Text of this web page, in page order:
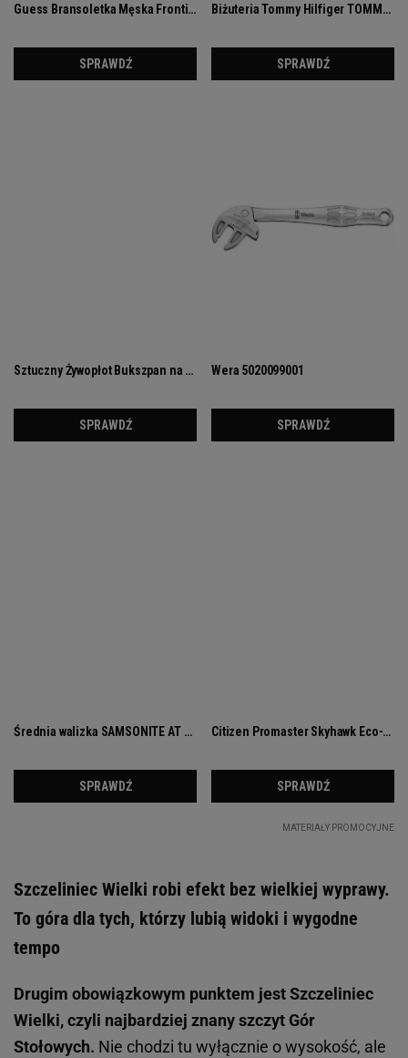
Szczeliniec Wielki robi efekt bez wielkiej wyprawy.
To góra dla tych, którzy lubią widoki i wygodne
tempo
Drugim obowiązkowym punktem jest Szczeliniec
Wielki, czyli najbardziej znany szczyt Gór
Stołowych. Nie chodzi tu wyłącznie o wysokość, ale